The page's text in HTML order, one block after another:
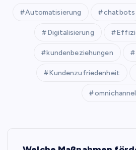
Automatisierung chatbots
Digitalisierung
kundenbeziehungen
Kundenzufriedenheit
omnichannel